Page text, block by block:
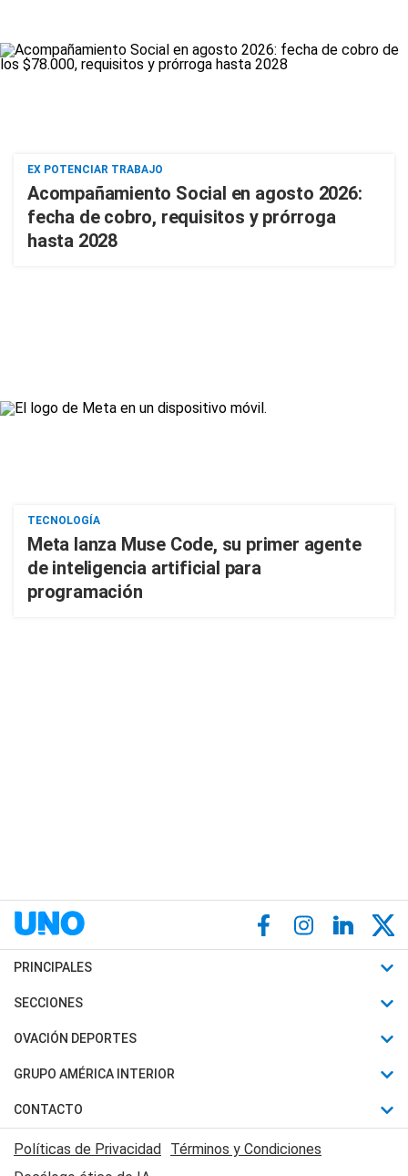
EX POTENCIAR TRABAJO
Acompañamiento Social en agosto 2026:
fecha de cobro, requisitos y prórroga
hasta 2028
TECNOLOGÍA
Meta lanza Muse Code, su primer agente
de inteligencia artificial para
programación
PRINCIPALES
Últimas Noticias
Política
Judiciales
Economia
SECCIONES
Horóscopo
Motores
Trucos caseros
Series y Películas
OVACIÓN DEPORTES
Fútbol
Mundial
Automovilismo
Rugby
GRUPO AMÉRICA INTERIOR
Canal 7 en Vivo
CONTACTO
Acerca de Nosotros
Políticas de Privacidad Términos y Condiciones